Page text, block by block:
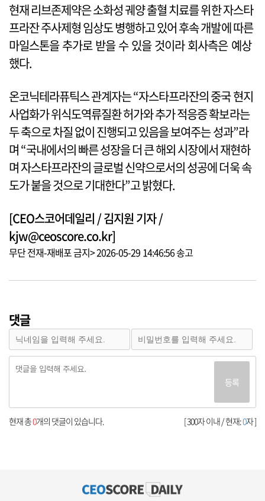
현재 리브존제약은 소화성 궤양 출혈 치료를 위한 자스타
프라잔 주사제형 임상도 병행하고 있어 후속 개발에 따른
마일스톤을 추가로 받을 수 있을 것이라 회사측은 예상
했다.
온코닉테라퓨틱스 관계자는 “자스타프라잔의 중국 현지
사업화가 위식도역류질환 허가와 추가 적응증 확보라는
두 축으로 차질 없이 진행되고 있음을 보여주는 성과”라
며 “국내에서의 빠른 성장을 더 큰 해외 시장에서 재현하
며 자스타프라잔의 글로벌 신약으로서의 성공에 더욱 속
도가 붙을 것으로 기대한다”고 밝혔다.
[CEO스코어데일리 / 김지원 기자 /
kjw@ceoscore.co.kr]
무단 전재-재배포 금지> 2026-05-29 14:46:56 송고
댓글
등록
[ 300자 이내 / 현재:0자 ]
현재 총0개의 댓글이 있습니다.